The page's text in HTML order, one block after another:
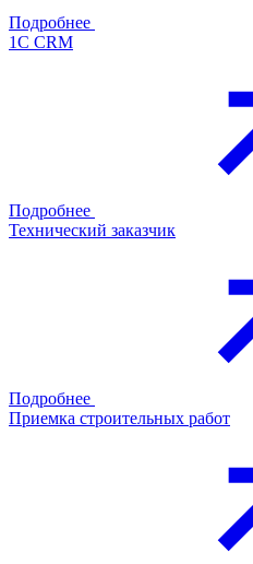
Подробнее
1С CRM
Подробнее
Технический заказчик
Подробнее
Приемка строительных работ